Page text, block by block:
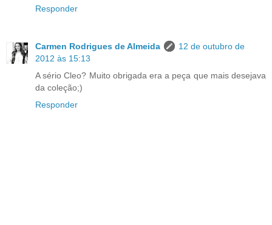
Responder
Carmen Rodrigues de Almeida
12 de outubro de
2012 às 15:13
A sério Cleo? Muito obrigada era a peça que mais desejava
da coleção;)
Responder